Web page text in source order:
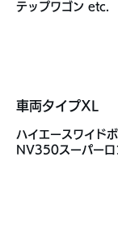
テップワゴン etc.
車両タイプXL
ハイエースワイド
NV350スーパーロ